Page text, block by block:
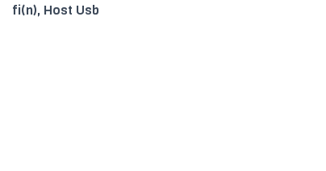
fi(n), Host Usb